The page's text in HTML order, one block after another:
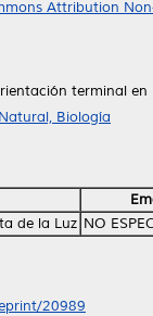
Attribution
terminal
Biología
de la Luz NO
20989